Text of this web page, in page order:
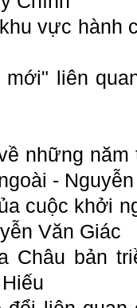
vực hành
liên
những
-
cuộc khởi
Văn Giác
Châu bản